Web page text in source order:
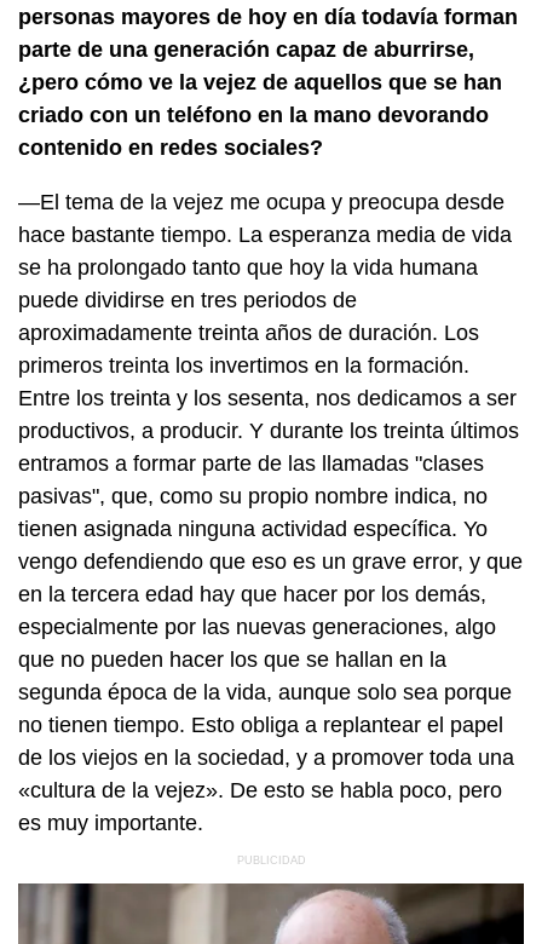
personas mayores de hoy en día todavía forman
parte de una generación capaz de aburrirse,
¿pero cómo ve la vejez de aquellos que se han
criado con un teléfono en la mano devorando
contenido en redes sociales?
—El tema de la vejez me ocupa y preocupa desde
hace bastante tiempo. La esperanza media de vida
se ha prolongado tanto que hoy la vida humana
puede dividirse en tres periodos de
aproximadamente treinta años de duración. Los
primeros treinta los invertimos en la formación.
Entre los treinta y los sesenta, nos dedicamos a ser
productivos, a producir. Y durante los treinta últimos
entramos a formar parte de las llamadas "clases
pasivas", que, como su propio nombre indica, no
tienen asignada ninguna actividad específica. Yo
vengo defendiendo que eso es un grave error, y que
en la tercera edad hay que hacer por los demás,
especialmente por las nuevas generaciones, algo
que no pueden hacer los que se hallan en la
segunda época de la vida, aunque solo sea porque
no tienen tiempo. Esto obliga a replantear el papel
de los viejos en la sociedad, y a promover toda una
«cultura de la vejez». De esto se habla poco, pero
es muy importante.